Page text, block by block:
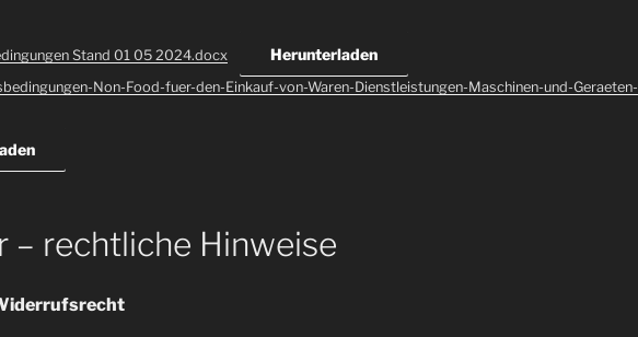
Stand 01 05 2024.docx Herunterladen
Non-Food-fuer-den-Einkauf-von-Waren-Dienstleistungen-Maschinen-und-Geraeten-
– rechtliche Hinweise